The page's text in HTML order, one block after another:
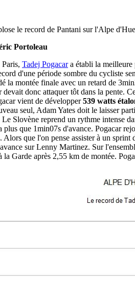
le record de Pantani sur l'Alpe
Portoleau
Tadej Pogacara établi la meilleure
d'une période sombre du cycliste
la montée finale avec un retard de
devait donc attaquer tôt dans la pente.
vient de développer539 watts
seul, Adam Yates doit le laisser
Le Slovène reprend un rythme intense
plus que 1min07s d'avance. Pogacar
. Alors que l'on pense assister à un
sur Lenny Martinez. Sur
la Garde après 2,55 km de montée.